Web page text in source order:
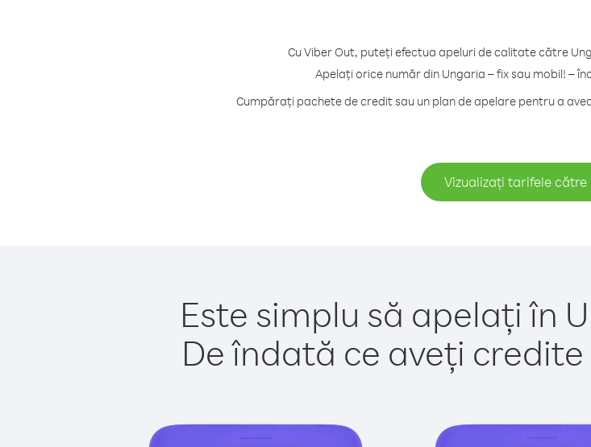
Cu Viber Out, puteți efectua apeluri de calitate către
Apelați orice număr din Ungaria – fix sau mobil! –
Cumpărați pachete de credit sau un plan de apelare pentru a
Vizualizați tarifele către
Este simplu să apelați în
De îndată ce aveți